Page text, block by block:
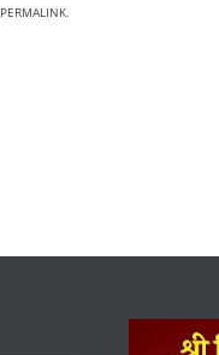
PERMALINK.